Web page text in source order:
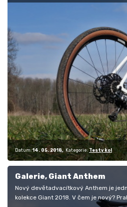
také…
Datum: 14. 05. 2018 Kategorie: Testy kol
Galerie, Giant Anthem
Nový devětadvacítkový Anthem je
kolekce Giant 2018. V čem je nový?